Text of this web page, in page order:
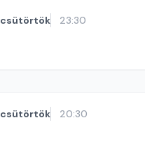
csütörtök 23:30
csütörtök 20:30